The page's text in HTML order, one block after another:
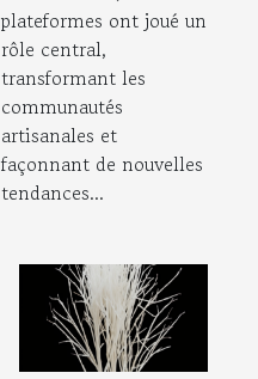
plateformes ont joué un
rôle central,
transformant les
communautés
artisanales et
façonnant de nouvelles
tendances...